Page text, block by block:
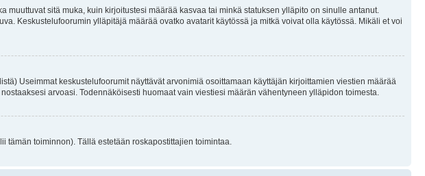
sitä muka, kuin kirjoitustesi määrää kasvaa tai minkä statuksen ylläpito on sinulle antanut.
Keskustelufoorumin ylläpitäjä määrää ovatko avatarit käytössä ja mitkä voivat olla käytössä. Mikäli et voi
Useimmat keskustelufoorumit näyttävät arvonimiä osoittamaan käyttäjän kirjoittamien viestien määrää
arvoasi. Todennäköisesti huomaat vain viestiesi määrän vähentyneen ylläpidon toimesta.
toiminnon). Tällä estetään roskapostittajien toimintaa.